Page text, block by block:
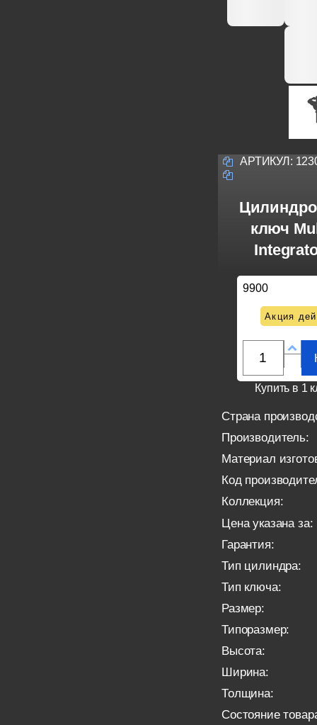
АРТИКУЛ:
ключ
9900
Акция
Купить в 1
Страна
Производитель:
Материал
Код
Коллекция:
Цена указана за:
Гарантия:
Тип цилиндра:
Тип ключа:
Размер:
Типоразмер:
Высота:
Ширина:
Толщина:
Состояние